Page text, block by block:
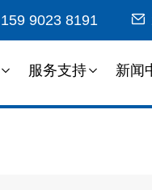
159 9023 8191
服务支持 新闻